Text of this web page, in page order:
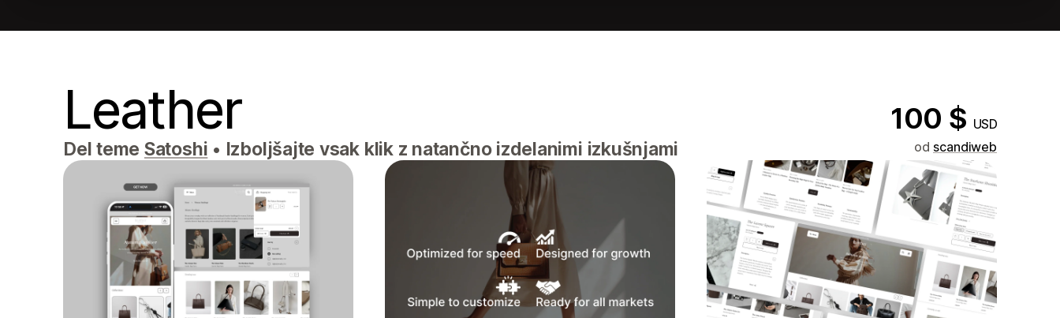
Leather 100 $ USD
Del teme Satoshi • Izboljšajte vsak klik z natančno izdelanimi izkušnjami od scandiweb